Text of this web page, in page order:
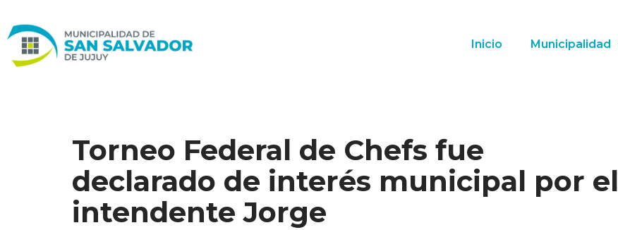
Ir
al
Inicio Municipalidad
Torneo Federal de Chefs fue
declarado de interés municipal por el
intendente Jorge